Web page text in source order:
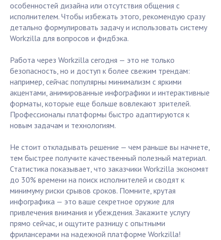
особенностей дизайна или отсутствия общения с
исполнителем. Чтобы избежать этого, рекомендую сразу
детально формулировать задачу и использовать систему
Workzilla для вопросов и фидбэка.
Работа через Workzilla сегодня — это не только
безопасность, но и доступ к более свежим трендам:
например, сейчас популярны минимализм с яркими
акцентами, анимированные инфографики и интерактивные
форматы, которые еще больше вовлекают зрителей.
Профессионалы платформы быстро адаптируются к
новым задачам и технологиям.
Не стоит откладывать решение — чем раньше вы начнете,
тем быстрее получите качественный полезный материал.
Статистика показывает, что заказчики Workzilla экономят
до 30% времени на поиск исполнителей и сводят к
минимуму риски срывов сроков. Помните, крутая
инфографика — это ваше секретное оружие для
привлечения внимания и убеждения. Закажите услугу
прямо сейчас, и ощутите разницу с опытными
фрилансерами на надежной платформе Workzilla!